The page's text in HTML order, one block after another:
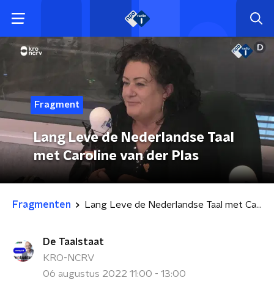
Fragment
Lang Leve de Nederlandse Taal
met Caroline van der Plas
Fragmenten Lang Leve de Nederlandse Taal met Caroline van der Plas
De Taalstaat
KRO-NCRV
06 augustus 2022 11:00 - 13:00